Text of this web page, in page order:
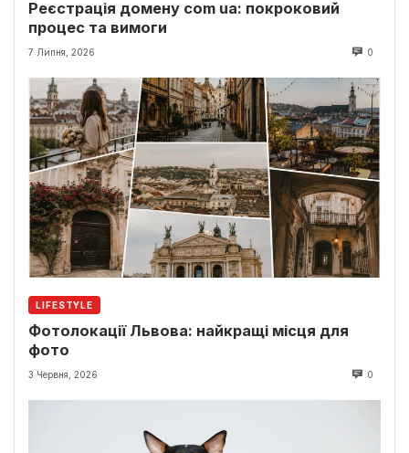
Реєстрація домену com ua: покроковий
процес та вимоги
7 Липня, 2026 0
LIFESTYLE
Фотолокації Львова: найкращі місця для
фото
3 Червня, 2026 0